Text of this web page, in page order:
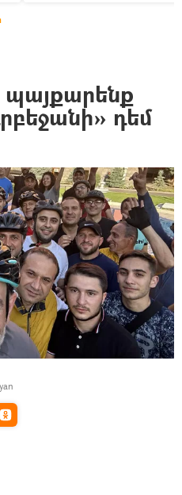
պայքարենք
դեմ